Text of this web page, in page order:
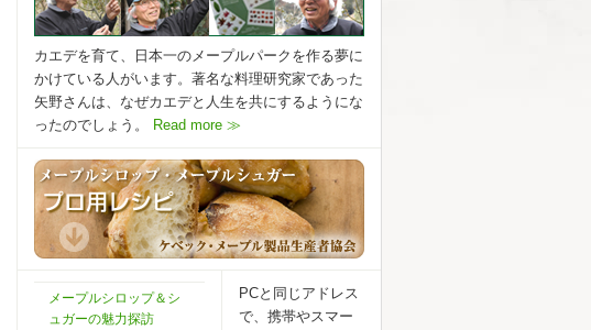
カエデを育て、日本一のメープルパークを作る夢に
かけている人がいます。著名な料理研究家であった
矢野さんは、なぜカエデと人生を共にするようにな
ったのでしょう。
Read more ≫
メープルシロップ＆シ
ュガーの魅力探訪
PCと同じアドレス
で、携帯やスマー